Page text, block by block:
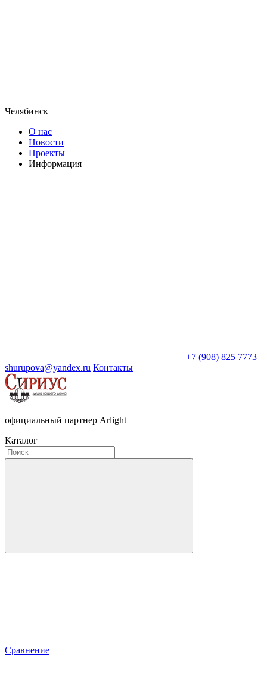
Челябинск
О нас
Новости
Проекты
Информация
+7 (908) 825 7773
shurupova@yandex.ru Контакты
официальный партнер Arlight
Каталог
Сравнение